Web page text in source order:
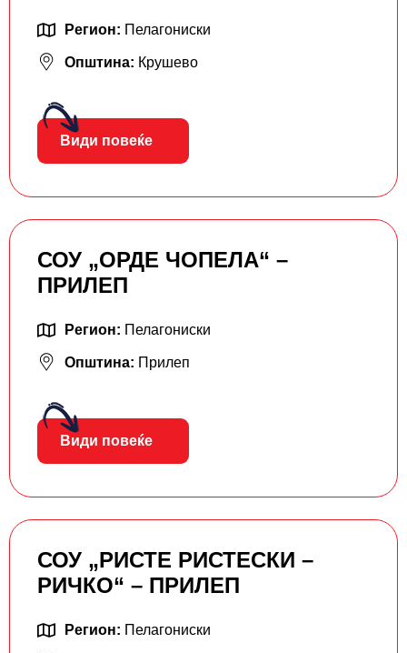
Регион: Пелагониски
Општина: Крушево
Види повеќе
СОУ „ОРДЕ ЧОПЕЛА“ –
ПРИЛЕП
Регион: Пелагониски
Општина: Прилеп
Види повеќе
СОУ „РИСТЕ РИСТЕСКИ –
РИЧКО“ – ПРИЛЕП
Регион: Пелагониски